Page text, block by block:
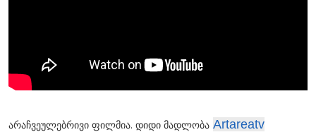
არაჩვეულებრივი ფილმია. დიდი მადლობა Artareatv